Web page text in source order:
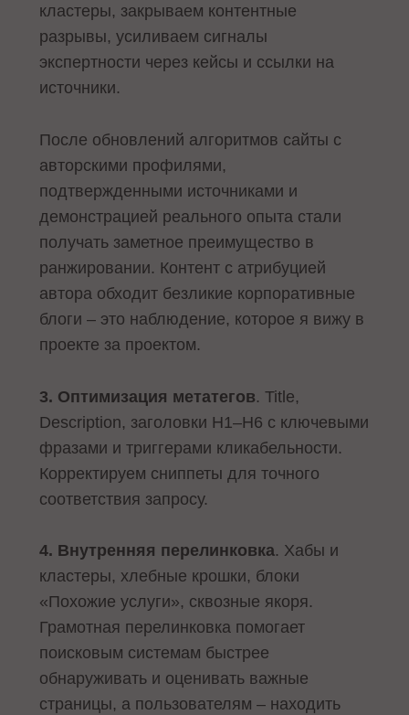
кластеры, закрываем контентные
разрывы, усиливаем сигналы
экспертности через кейсы и ссылки на
источники.
После обновлений алгоритмов сайты с
авторскими профилями,
подтвержденными источниками и
демонстрацией реального опыта стали
получать заметное преимущество в
ранжировании. Контент с атрибуцией
автора обходит безликие корпоративные
блоги – это наблюдение, которое я вижу в
проекте за проектом.
3. Оптимизация метатегов. Title,
Description, заголовки H1–H6 с ключевыми
фразами и триггерами кликабельности.
Корректируем сниппеты для точного
соответствия запросу.
4. Внутренняя перелинковка. Хабы и
кластеры, хлебные крошки, блоки
«Похожие услуги», сквозные якоря.
Грамотная перелинковка помогает
поисковым системам быстрее
обнаруживать и оценивать важные
страницы, а пользователям – находить